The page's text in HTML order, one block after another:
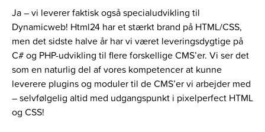
Ja – vi leverer faktisk også specialudvikling til
Dynamicweb! Html24 har et stærkt brand på HTML/CSS,
men det sidste halve år har vi været leveringsdygtige på
C# og PHP-udvikling til flere forskellige CMS’er. Vi ser det
som en naturlig del af vores kompetencer at kunne
leverere plugins og moduler til de CMS’er vi arbejder med
– selvfølgelig altid med udgangspunkt i pixelperfect HTML
og CSS!